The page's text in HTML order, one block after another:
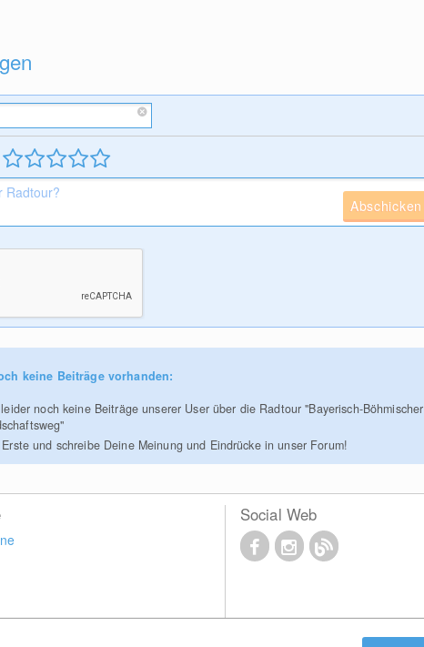
Abschicken
keine Beiträge vorhanden:
noch keine Beiträge unserer User über die Radtour "Bayerisch-Böhmischer
und schreibe Deine Meinung und Eindrücke in unser Forum!
Social Web